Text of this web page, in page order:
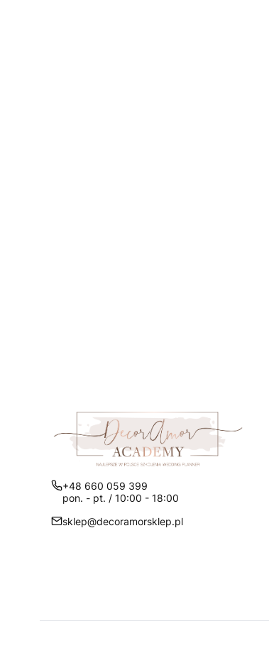
+48 660 059 399
pon. - pt. / 10:00 - 18:00
sklep@decoramorsklep.pl